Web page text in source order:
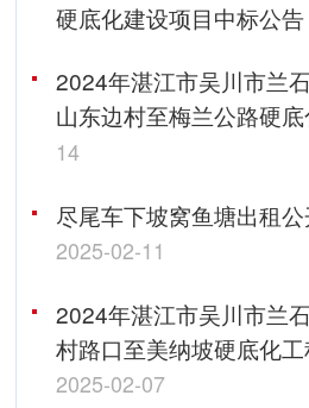
硬底化建设项目中标公告
2024年湛江市吴川市兰
山东边村至梅兰公路硬底
14
尽尾车下坡窝鱼塘出租
2025-02-11
2024年湛江市吴川市兰
村路口至美纳坡硬底化
2025-02-07